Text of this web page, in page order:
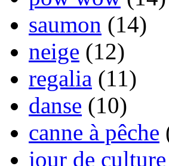
saumon (14)
neige (12)
regalia (11)
danse (10)
canne à pêche
jour de culture